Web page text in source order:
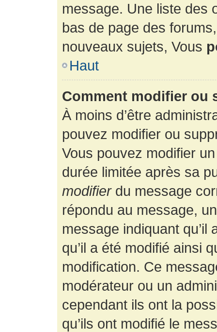
message. Une liste des
bas de page des
nouveaux sujets, Vous
Haut
Comment modifier ou
À moins d’être
pouvez modifier ou
Vous pouvez modifier
durée limitée après sa
modifierdu message
répondu au message,
message indiquant
qu’il a été modifié ainsi
modification. Ce
modérateur ou un
cependant ils ont la
qu’ils ont modifié le